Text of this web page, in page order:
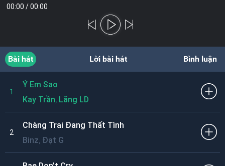
00:00 /00:00
Bài hát Lời bài hát Bình luận
1
Ý Em Sao
Kay Trần, Lăng LD
2
Chàng Trai Đang Thất Tình
Binz, Đạt G